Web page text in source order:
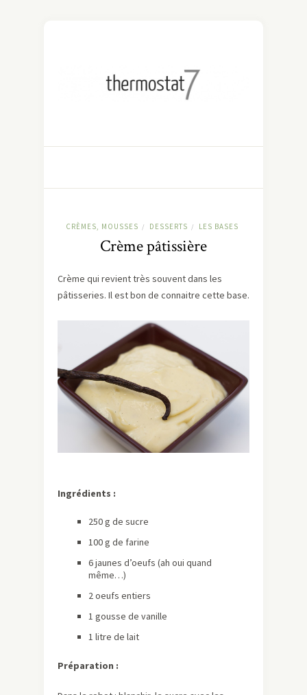
CRÈMES, MOUSSES / DESSERTS / LES BASES
Crème pâtissière
Crème qui revient très souvent dans les
pâtisseries. Il est bon de connaitre cette base.
Ingrédients :
250 g de sucre
100 g de farine
6 jaunes d’oeufs (ah oui quand
même…)
2 oeufs entiers
1 gousse de vanille
1 litre de lait
Préparation :